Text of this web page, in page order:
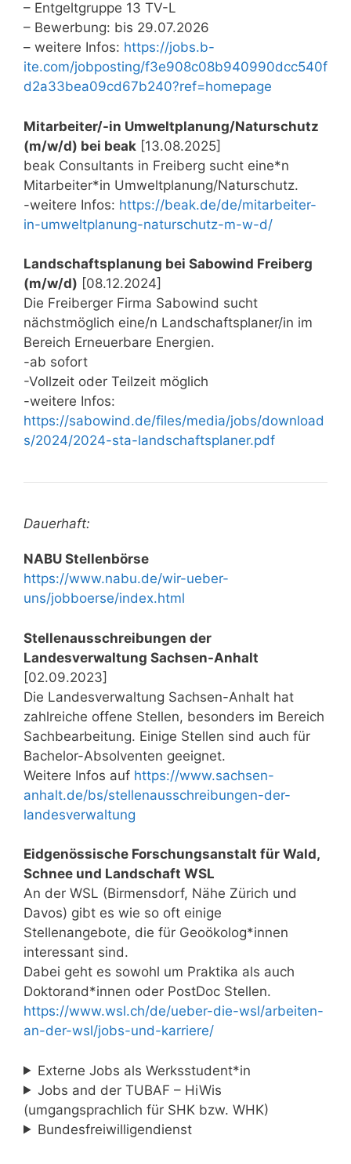
– Entgeltgruppe 13 TV-L
– Bewerbung: bis 29.07.2026
– weitere Infos: https://jobs.b-
ite.com/jobposting/f3e908c08b940990dcc540f
d2a33bea09cd67b240?ref=homepage
Mitarbeiter/-in Umweltplanung/Naturschutz
(m/w/d) bei beak [13.08.2025]
beak Consultants in Freiberg sucht eine*n
Mitarbeiter*in Umweltplanung/Naturschutz.
-weitere Infos: https://beak.de/de/mitarbeiter-
in-umweltplanung-naturschutz-m-w-d/
Landschaftsplanung bei Sabowind Freiberg
(m/w/d) [08.12.2024]
Die Freiberger Firma Sabowind sucht
nächstmöglich eine/n Landschaftsplaner/in im
Bereich Erneuerbare Energien.
-ab sofort
-Vollzeit oder Teilzeit möglich
-weitere Infos:
https://sabowind.de/files/media/jobs/download
s/2024/2024-sta-landschaftsplaner.pdf
Dauerhaft:
NABU Stellenbörse
https://www.nabu.de/wir-ueber-
uns/jobboerse/index.html
Stellenausschreibungen der
Landesverwaltung Sachsen-Anhalt
[02.09.2023]
Die Landesverwaltung Sachsen-Anhalt hat
zahlreiche offene Stellen, besonders im Bereich
Sachbearbeitung. Einige Stellen sind auch für
Bachelor-Absolventen geeignet.
Weitere Infos auf https://www.sachsen-
anhalt.de/bs/stellenausschreibungen-der-
landesverwaltung
Eidgenössische Forschungsanstalt für Wald,
Schnee und Landschaft WSL
An der WSL (Birmensdorf, Nähe Zürich und
Davos) gibt es wie so oft einige
Stellenangebote, die für Geoökolog*innen
interessant sind.
Dabei geht es sowohl um Praktika als auch
Doktorand*innen oder PostDoc Stellen.
https://www.wsl.ch/de/ueber-die-wsl/arbeiten-
an-der-wsl/jobs-und-karriere/
Externe Jobs als Werksstudent*in
Jobs and der TUBAF – HiWis
(umgangsprachlich für SHK bzw. WHK)
Bundesfreiwilligendienst